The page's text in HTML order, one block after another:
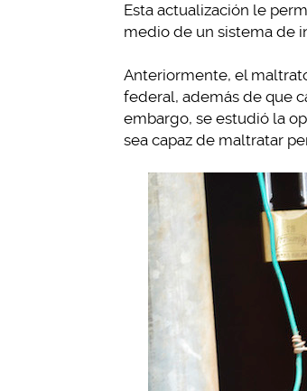
Esta actualización le
medio de un sistema de
Anteriormente, el
federal, además de que
embargo, se estudió la
sea capaz de maltratar